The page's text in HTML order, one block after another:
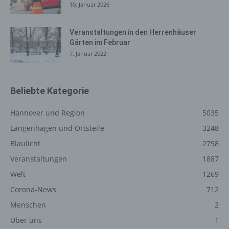
10. Januar 2026
Veranstaltungen in den Herrenhäuser
Gärten im Februar
7. Januar 2022
Beliebte Kategorie
Hannover und Region
5035
Langenhagen und Ortsteile
3248
Blaulicht
2798
Veranstaltungen
1887
Welt
1269
Corona-News
712
Menschen
2
Über uns
1
Internetseite, von welcher ein zugreifendes System auf
die Unterwebseiten, welche über ein zugreifendes
System auf unserer Internetseite angesteuert werden,
(5) das Datum und die Uhrzeit eines Zugriffs auf die
Internetseite, (6) eine Internet-Protokoll-Adresse (IP-
zugreifenden Systems und (8) sonstige ähnliche Daten
und Informationen, die der Gefahrenabwehr im Falle von
Angriffen auf unsere informationstechnologischen
Informationen ziehen wird keine Rückschlüsse auf die
betroffene Person. Diese Informationen werden vielmehr
benötigt, um (1) die Inhalte unserer Internetseite korrekt
die Werbung für diese zu optimieren, (3) die dauerhafte
Funktionsfähigkeit unserer informationstechnologischen